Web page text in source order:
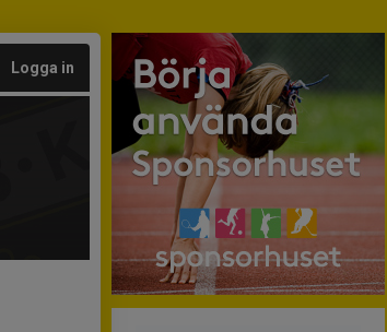
Logga in